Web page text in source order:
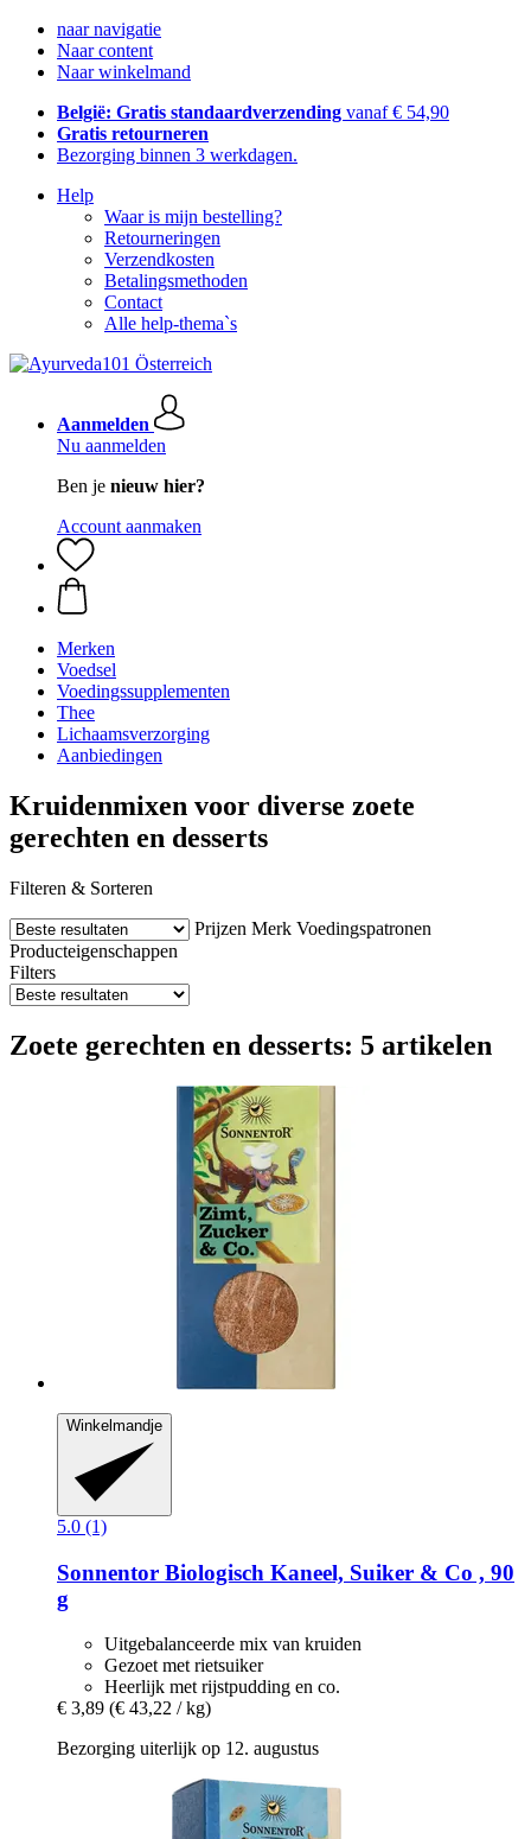
naar navigatie
Naar content
Naar winkelmand
België: Gratis standaardverzending vanaf € 54,90
Gratis retourneren
Bezorging binnen 3 werkdagen.
Help
Waar is mijn bestelling?
Retourneringen
Verzendkosten
Betalingsmethoden
Contact
Alle help-thema`s
Aanmelden
Nu aanmelden
Ben je nieuw hier?
Account aanmaken
Merken
Voedsel
Voedingssupplementen
Thee
Lichaamsverzorging
Aanbiedingen
Kruidenmixen voor diverse zoete
gerechten en desserts
Filteren & Sorteren
Prijzen Merk Voedingspatronen
Producteigenschappen
Filters
Zoete gerechten en desserts: 5 artikelen
Winkelmandje
5.0 (1)
Sonnentor Biologisch Kaneel, Suiker & Co , 90
g
Uitgebalanceerde mix van kruiden
Gezoet met rietsuiker
Heerlijk met rijstpudding en co.
€ 3,89 (€ 43,22 / kg)
Bezorging uiterlijk op 12. augustus